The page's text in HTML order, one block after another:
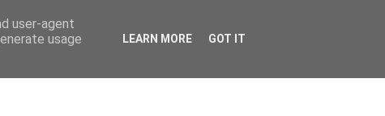
user-agent
usage
LEARN MORE GOT IT